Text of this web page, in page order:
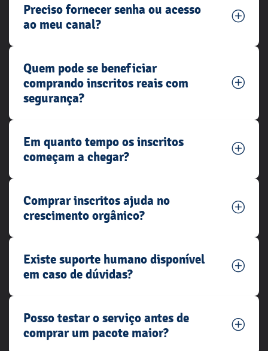
Preciso fornecer senha ou acesso
ao meu canal?
Quem pode se beneficiar
comprando inscritos reais com
segurança?
Em quanto tempo os inscritos
começam a chegar?
Comprar inscritos ajuda no
crescimento orgânico?
Existe suporte humano disponível
em caso de dúvidas?
Posso testar o serviço antes de
comprar um pacote maior?